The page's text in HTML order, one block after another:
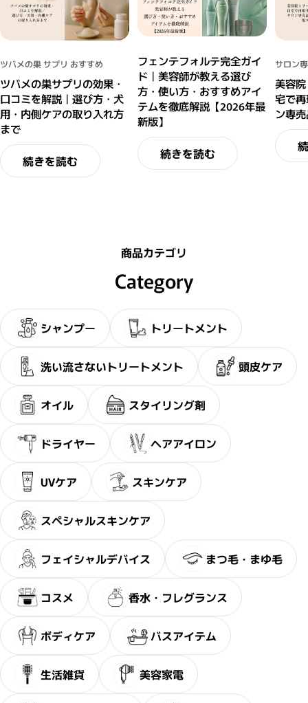
ツバメの巣 サプリ おすすめ
ツバメの巣サプリの効果・
口コミを解説｜選び方・犬
用・内側ケアの取り入れ方
まで
続きを読む
フェンテフォルテ完全ガイ
ド｜美容師が教える選び
方・使い方・おすすめアイ
テムを徹底解説【2026年最
新版】
続きを読む
サロン
美容
宅で
ン専
商品カテゴリ
Category
シャンプー トリートメント
洗い流さないトリートメント 頭皮ケア
オイル スタイリング剤
ドライヤー ヘアアイロン
UVケア スキンケア
スペシャルスキンケア
フェイシャルデバイス まつ毛・まゆ毛
コスメ 香水・フレグランス
ボディケア バスアイテム
生活雑貨 美容家電